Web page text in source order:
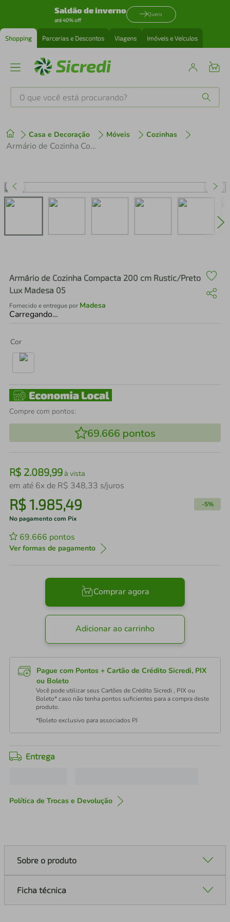
Saldão de inverno
até 40% off
Quero
Shopping Parcerias e Descontos Viagens Imóveis e Veículos
O que você está procurando?
Casa e Decoração Móveis Cozinhas
Armário de Cozinha Compacta 200 cm Rustic/Preto Lux Madesa 05
Armário de Cozinha Compacta 200 cm Rustic/Preto
Lux Madesa 05
Fornecido e entregue por Madesa
Carregando…
Cor
Compre com pontos:
69.666 pontos
R$ 2.089,99à vista
em até 6x de R$ 348,33 s/juros
R$1.985,49 -5%
No pagamento com Pix
69.666 pontos
Ver formas de pagamento
Comprar agora
Adicionar ao carrinho
Pague com Pontos + Cartão de Crédito Sicredi, PIX
ou Boleto
Você pode utilizar seus Cartões de Crédito Sicredi , PIX ou
Boleto* caso não tenha pontos suficientes para a compra deste
produto.
*Boleto exclusivo para associados PJ
Entrega
Política de Trocas e Devolução
Sobre o produto
Ficha técnica
1º tenis
perfume